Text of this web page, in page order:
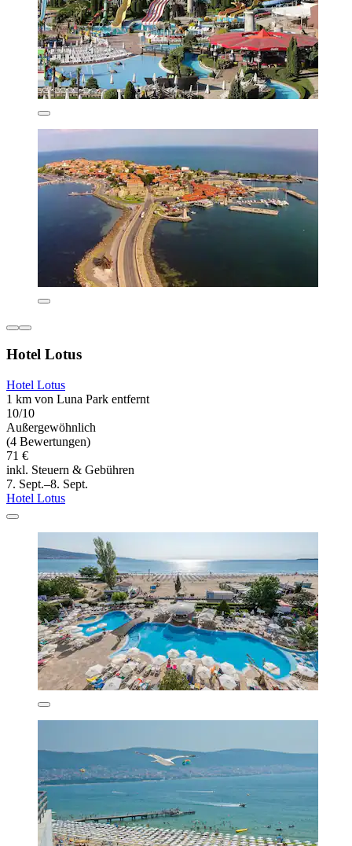
Hotel Lotus
Hotel Lotus
1 km von Luna Park entfernt
10/10
Außergewöhnlich
(4 Bewertungen)
71 €
inkl. Steuern & Gebühren
7. Sept.–8. Sept.
Hotel Lotus